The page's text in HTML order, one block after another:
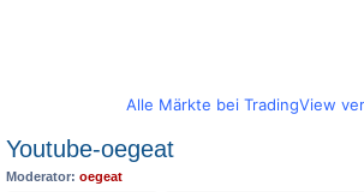
Alle Märkte bei TradingView
Youtube-oegeat
Moderator: oegeat